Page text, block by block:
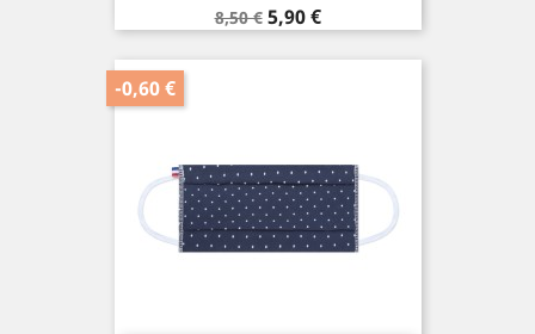
Prix
de
base
8,50 € Prix
5,90 €
-0,60 €